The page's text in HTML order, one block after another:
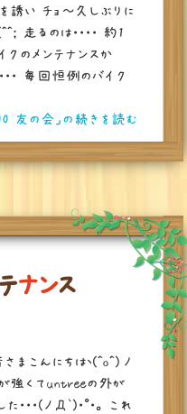
誘い チョ～久しぶりに
走るのは・・・・ 約1
クのメンテナンスか
・ 毎回恒例のバイク
友の会」の続きを読む
ナンス
まこんにちはヽ(^o^)丿
強くてuntreeの外が
・・・(ノД`)・゜・。 これ